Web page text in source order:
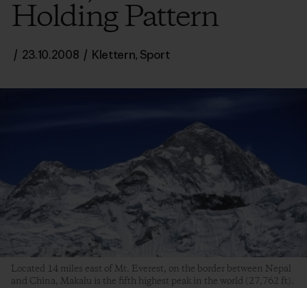
Holding Pattern
/ 23.10.2008 / Klettern, Sport
Located 14 miles east of Mt. Everest, on the border between Nepal
and China, Makalu is the fifth highest peak in the world (27,762 ft).